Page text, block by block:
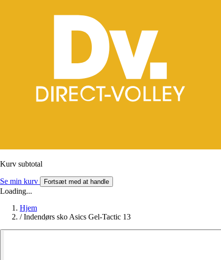
Kurv subtotal
Se min kurv Fortsæt med at handle
Loading...
Hjem
/ Indendørs sko Asics Gel-Tactic 13